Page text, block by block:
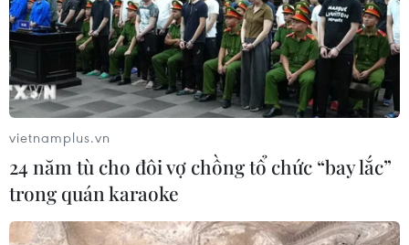
vietnamplus.vn
24 năm tù cho đôi vợ chồng tổ chức “bay lắc”
trong quán karaoke